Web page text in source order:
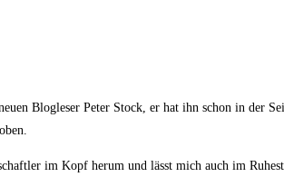
Blogleser Peter Stock, er hat ihn schon in der
im Kopf herum und lässt mich auch im